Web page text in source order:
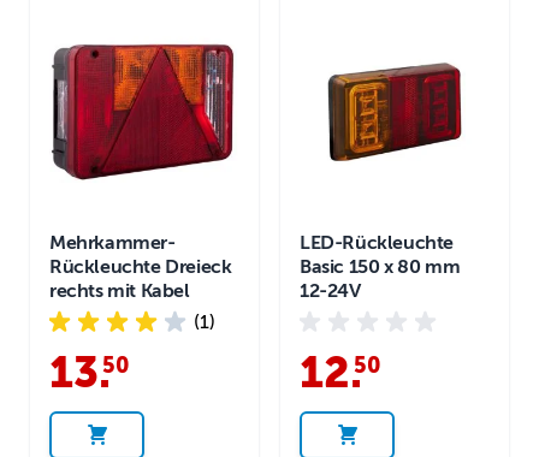
Mehrkammer-
Rückleuchte Dreieck
rechts mit Kabel
(1)
13.
50
LED-Rückleuchte
Basic 150 x 80 mm
12-24V
12.
50